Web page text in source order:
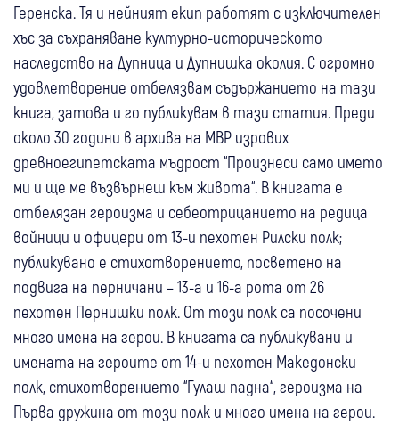
Геренска. Тя и нейният екип работят с изключителен
хъс за съхраняване културно-историческото
наследство на Дупница и Дупнишка околия. С огромно
удовлетворение отбелязвам съдържанието на тази
книга, затова и го публикувам в тази статия. Преди
около 30 години в архива на МВР изрових
древноегипетската мъдрост “Произнеси само името
ми и ще ме възвърнеш към живота“. В книгата е
отбелязан героизма и себеотрицанието на редица
войници и офицери от 13-и пехотен Рилски полк;
публикувано е стихотворението, посветено на
подвига на перничани – 13-а и 16-а рота от 26
пехотен Пернишки полк. От този полк са посочени
много имена на герои. В книгата са публикувани и
имената на героите от 14-и пехотен Македонски
полк, стихотворението “Гулаш падна“, героизма на
Първа дружина от този полк и много имена на герои.